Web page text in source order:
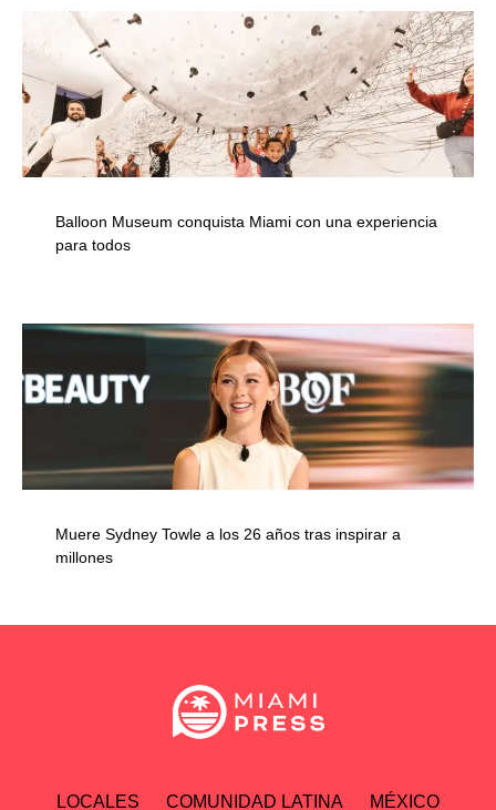
Balloon Museum conquista Miami con una experiencia
para todos
Muere Sydney Towle a los 26 años tras inspirar a
millones
LOCALES COMUNIDAD LATINA MÉXICO